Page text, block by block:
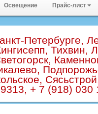
Освещение Прайс-лист
Петербурге,
Тихвин,
+ 7 (918) 030